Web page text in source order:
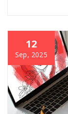
12
Sep, 2025